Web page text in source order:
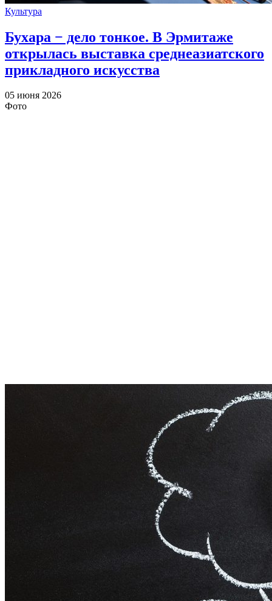
Культура
Бухара − дело тонкое. В Эрмитаже
открылась выставка среднеазиатского
прикладного искусства
05 июня 2026
Фото